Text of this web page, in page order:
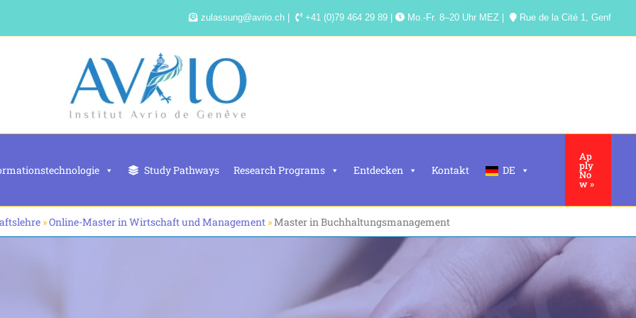
zulassung@avrio.ch | +41 (0)79 464 29 89 | Mo.-Fr. 8–20 Uhr MEZ | Rue de la Cité 1, Genf
Study Pathways Research Programs Entdecken Kontakt DE
Ap
ply
No
w »
»Online-Master in Wirtschaft und Management »Master in Buchhaltungsmanagement